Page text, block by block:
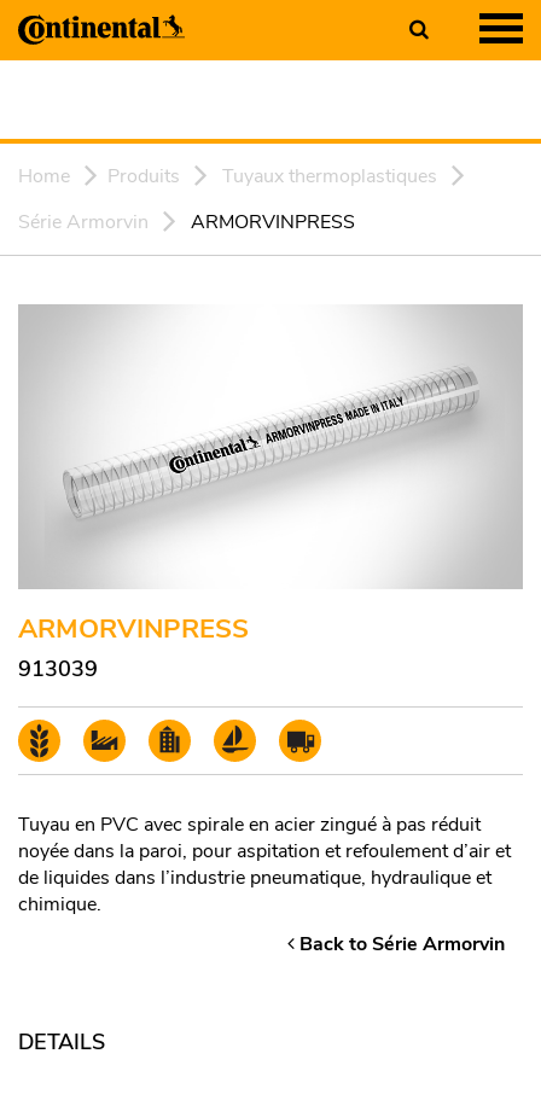
Home Produits
Tuyaux thermoplastiques
Série Armorvin
ARMORVINPRESS
ARMORVINPRESS
913039
Tuyau en PVC avec spirale en acier zingué à pas réduit
noyée dans la paroi, pour aspitation et refoulement d’air et
de liquides dans l’industrie pneumatique, hydraulique et
chimique.
Back to Série Armorvin
DETAILS